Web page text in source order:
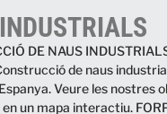
DE NAUS
de naus
Veure les nostres
un mapa interactiu.